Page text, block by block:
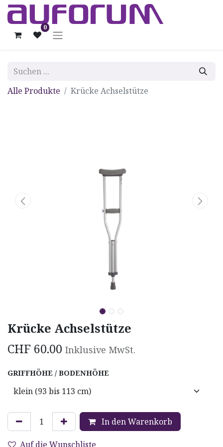
0
Alle Produkte Krücke Achselstütze
Krücke Achselstütze
CHF 60.00 Inklusive MwSt.
GRIFFHÖHE / BODENHÖHE
In den Warenkorb
Auf die Wunschliste